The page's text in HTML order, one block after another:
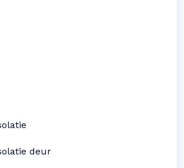
deur